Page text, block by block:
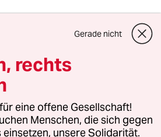
als Triebabfuhr
für Politische Bildung
Antikommunistischen
Gerade nicht
rechts
eine offene Gesellschaft!
Menschen, die sich gegen
unsere Solidarität.